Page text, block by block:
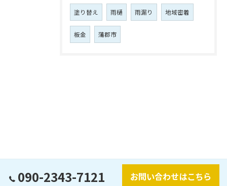
塗り替え 雨樋 雨漏り 地域密着
板金 蒲郡市
090-2343-7121 お問い合わせはこちら